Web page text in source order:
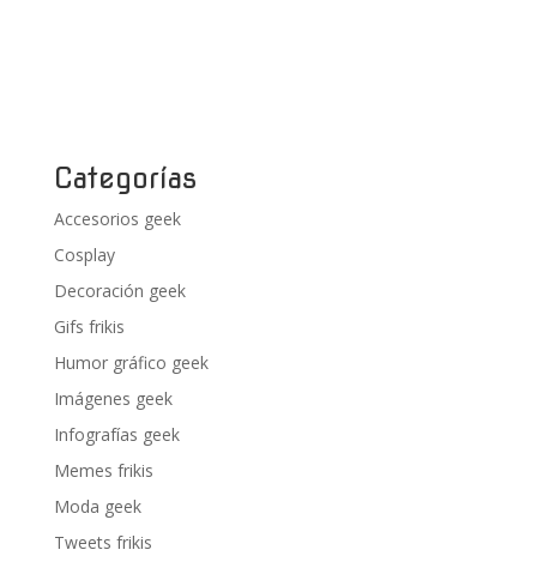
Categorías
Accesorios geek
Cosplay
Decoración geek
Gifs frikis
Humor gráfico geek
Imágenes geek
Infografías geek
Memes frikis
Moda geek
Tweets frikis